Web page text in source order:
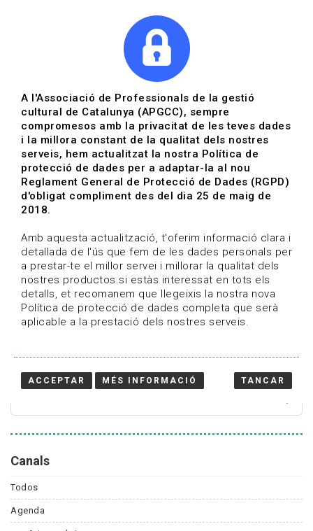
Actualitza't
Vols estar al dia?
HOME / BLOG
Estigues al dia
Convocatòries, activitats i notícies del sector de la
cultura.
Canals
Todos
Agenda
A l'Associació de Professionals de la gestió
cultural de Catalunya (APGCC), sempre
compromesos amb la privacitat de les teves dades
i la millora constant de la qualitat dels nostres
serveis, hem actualitzat la nostra Política de
protecció de dades per a adaptar-la al nou
Reglament General de Protecció de Dades (RGPD)
d'obligat compliment des del dia 25 de maig de
2018.
Amb aquesta actualització, t'oferim informació clara i
detallada de l'ús que fem de les dades personals per
a prestar-te el millor servei i millorar la qualitat dels
nostres productos.si estàs interessat en tots els
detalls, et recomanem que llegeixis la nostra nova
Política de protecció de dades completa que serà
aplicable a la prestació dels nostres serveis.
ACCEPTAR MÉS INFORMACIÓ TANCAR